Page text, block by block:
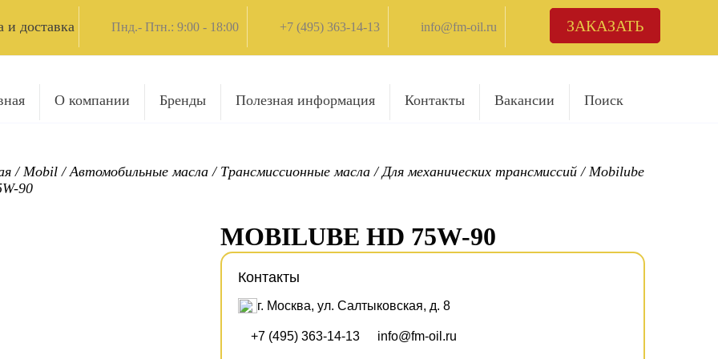
и доставка Пнд.- Птн.: 9:00 - 18:00 +7 (495) 363-14-13 info@fm-oil.ru ЗАКАЗАТЬ
О компании Бренды Полезная информация Контакты Вакансии Поиск
/Mobil /Автомобильные масла / Трансмиссионные масла /Для механических трансмиссий /Mobilube
90
MOBILUBE HD 75W-90
Контакты
г. Москва, ул. Салтыковская, д. 8
+7 (495) 363-14-13 info@fm-oil.ru